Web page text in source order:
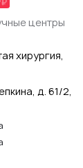
центры
хирургия,
д. 61/2,